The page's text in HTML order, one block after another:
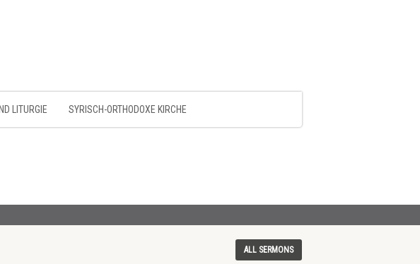
LITURGIE SYRISCH-ORTHODOXE KIRCHE
ALL SERMONS